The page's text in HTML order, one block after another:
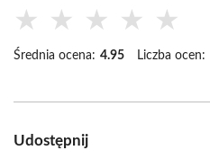
★ ★ ★ ★ ★
Średnia ocena: 4.95 Liczba ocen:
Udostępnij